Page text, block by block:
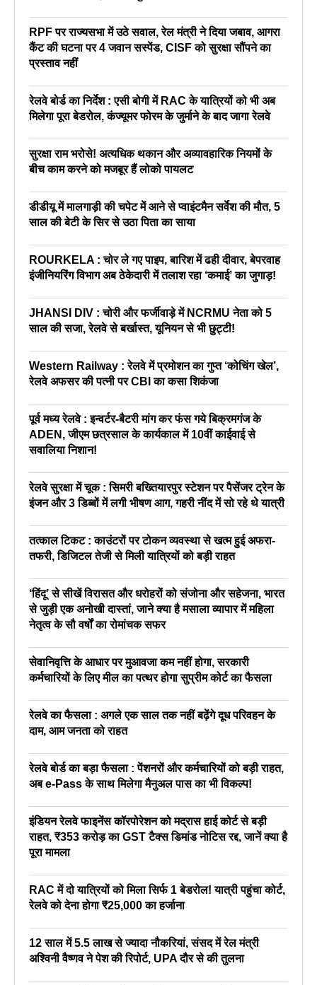
RPF पर राज्यसभा में उठे सवाल, रेल मंत्री ने दिया जबाव, आगरा
कैंट की घटना पर 4 जवान सस्पेंड, CISF को सुरक्षा सौंपने का
प्रस्ताव नहीं
रेलवे बोर्ड का निर्देश : एसी बोगी में RAC के यात्रियों को भी अब
मिलेगा पूरा बेडरोल, कंज्यूमर फोरम के जुर्माने के बाद जागा रेलवे
सुरक्षा राम भरोसे! अत्यधिक थकान और अव्यावहारिक नियमों के
बीच काम करने को मजबूर हैं लोको पायलट
डीडीयू में मालगाड़ी की चपेट में आने से प्वाइंटमैन सर्वेश की मौत, 5
साल की बेटी के सिर से उठा पिता का साया
ROURKELA : चोर ले गए पाइप, बारिश में ढही दीवार, बेपरवाह
इंजीनियरिंग विभाग अब ठेकेदारी में तलाश रहा ‘कमाई’ का जुगाड़!
JHANSI DIV : चोरी और फर्जीवाड़े में NCRMU नेता को 5
साल की सजा, रेलवे से बर्खास्त, यूनियन से भी छुट्टी!
Western Railway : रेलवे में प्रमोशन का गुप्त ‘कोचिंग खेल’,
रेलवे अफसर की पत्नी पर CBI का कसा शिकंजा
पूर्व मध्य रेलवे : इन्वर्टर-बैटरी मांग कर फंस गये बिक्रमगंज के
ADEN, जीएम छत्रसाल के कार्यकाल में 10वीं काईवाई से
सवालिया निशान!
रेलवे सुरक्षा में चूक : सिमरी बख्तियारपुर स्टेशन पर पैसेंजर ट्रेन के
इंजन और 3 डिब्बों में लगी भीषण आग, गहरी नींद में सो रहे थे यात्री
तत्काल टिकट : काउंटरों पर टोकन व्यवस्था से खत्म हुई अफरा-
तफरी, डिजिटल तेजी से मिली यात्रियों को बड़ी राहत
‘हिंदू’ से सीखें विरासत और धरोहरों को संजोना और सहेजना, भारत
से जुड़ी एक अनोखी दास्तां, जाने क्या है मसाला व्यापार में महिला
नेतृत्व के सौ वर्षों का रोमांचक सफर
सेवानिवृत्ति के आधार पर मुआवजा कम नहीं होगा, सरकारी
कर्मचारियों के लिए मील का पत्थर होगा सुप्रीम कोर्ट का फैसला
रेलवे का फैसला : अगले एक साल तक नहीं बढ़ेंगे दूध परिवहन के
दाम, आम जनता को राहत
रेलवे बोर्ड का बड़ा फैसला : पेंशनरों और कर्मचारियों को बड़ी राहत,
अब e-Pass के साथ मिलेगा मैनुअल पास का भी विकल्प!
इंडियन रेलवे फाइनेंस कॉरपोरेशन को मद्रास हाई कोर्ट से बड़ी
राहत, ₹353 करोड़ का GST टैक्स डिमांड नोटिस रद्द, जानें क्या है
पूरा मामला
RAC में दो यात्रियों को मिला सिर्फ 1 बेडरोल! यात्री पहुंचा कोर्ट,
रेलवे को देना होगा ₹25,000 का हर्जाना
12 साल में 5.5 लाख से ज्यादा नौकरियां, संसद में रेल मंत्री
अश्विनी वैष्णव ने पेश की रिपोर्ट, UPA दौर से की तुलना